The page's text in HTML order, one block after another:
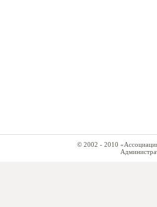
© 2002 - 2010 «Ассоциация